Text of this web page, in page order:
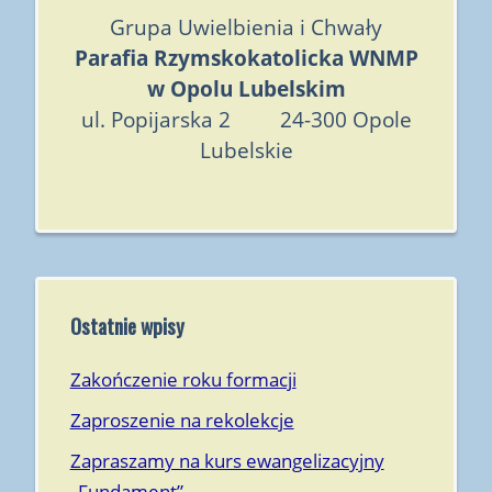
Grupa Uwielbienia i Chwały
Parafia Rzymskokatolicka WNMP
w Opolu Lubelskim
ul. Popijarska 2 24-300 Opole
Lubelskie
Ostatnie wpisy
Zakończenie roku formacji
Zaproszenie na rekolekcje
Zapraszamy na kurs ewangelizacyjny